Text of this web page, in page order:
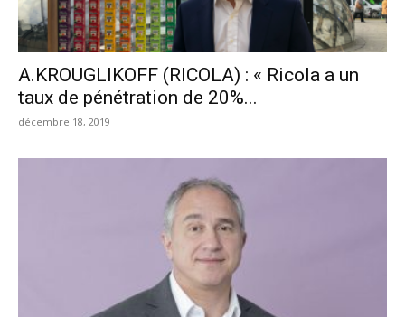
A.KROUGLIKOFF (RICOLA) : « Ricola a un
taux de pénétration de 20%...
décembre 18, 2019